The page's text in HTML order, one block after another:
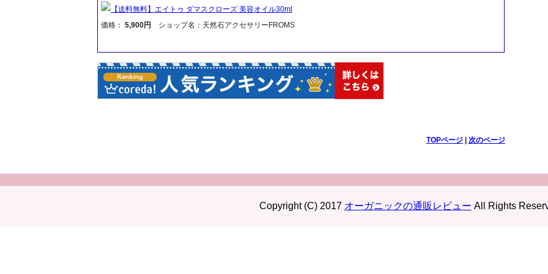
【送料無料】エイトゥ ダマスクローズ 美容オイル30ml
価格： 5,900円 ショップ名：天然石アクセサリーFROMS
TOPページ| 次のページ
Copyright (C) 2017 オーガニックの通販レビュー All Rights